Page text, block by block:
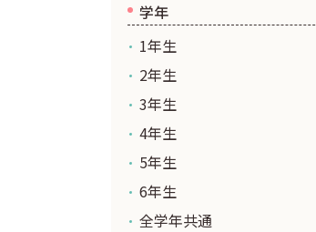
学年
1年生
2年生
3年生
4年生
5年生
6年生
全学年共通